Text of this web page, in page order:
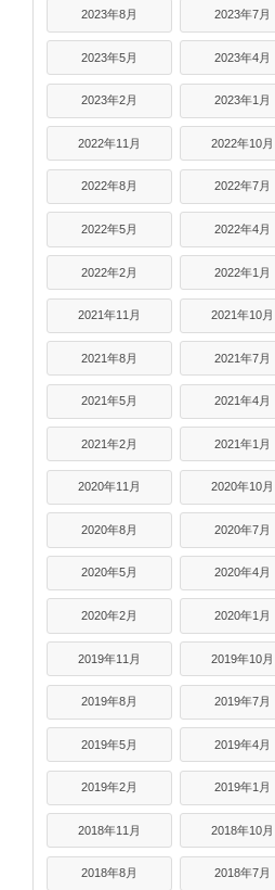
2023年8月 2023年7月
2023年5月 2023年4月
2023年2月 2023年1月
2022年11月 2022年10月
2022年8月 2022年7月
2022年5月 2022年4月
2022年2月 2022年1月
2021年11月 2021年10月
2021年8月 2021年7月
2021年5月 2021年4月
2021年2月 2021年1月
2020年11月 2020年10月
2020年8月 2020年7月
2020年5月 2020年4月
2020年2月 2020年1月
2019年11月 2019年10月
2019年8月 2019年7月
2019年5月 2019年4月
2019年2月 2019年1月
2018年11月 2018年10月
2018年8月 2018年7月